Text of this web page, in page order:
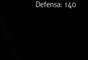
Defensa: 140